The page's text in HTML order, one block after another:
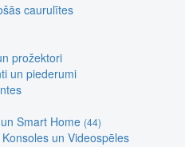
caurulītes
prožektori
un piederumi
Smart Home (44)
Konsoles un Videospēles